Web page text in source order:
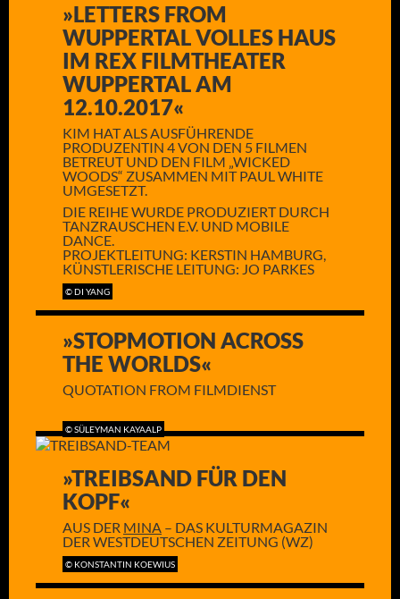
»LETTERS FROM
WUPPERTAL VOLLES HAUS
IM REX FILMTHEATER
WUPPERTAL AM
12.10.2017«
KIM HAT ALS AUSFÜHRENDE
PRODUZENTIN 4 VON DEN 5 FILMEN
BETREUT UND DEN FILM „WICKED
WOODS“ ZUSAMMEN MIT PAUL WHITE
UMGESETZT.
DIE REIHE WURDE PRODUZIERT DURCH
TANZRAUSCHEN E.V. UND MOBILE
DANCE.
PROJEKTLEITUNG: KERSTIN HAMBURG,
KÜNSTLERISCHE LEITUNG: JO PARKES
© DI YANG
»STOPMOTION ACROSS
THE WORLDS«
QUOTATION FROM FILMDIENST
© SÜLEYMAN KAYAALP
»TREIBSAND FÜR DEN
KOPF«
AUS DER MINA – DAS KULTURMAGAZIN
DER WESTDEUTSCHEN ZEITUNG (WZ)
© KONSTANTIN KOEWIUS